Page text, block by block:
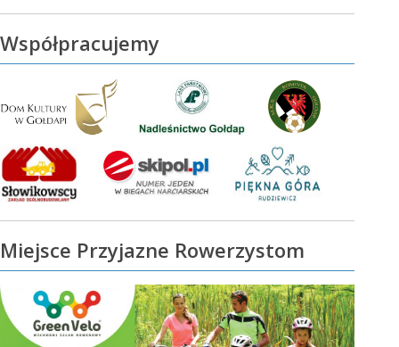
Współpracujemy
Miejsce Przyjazne Rowerzystom